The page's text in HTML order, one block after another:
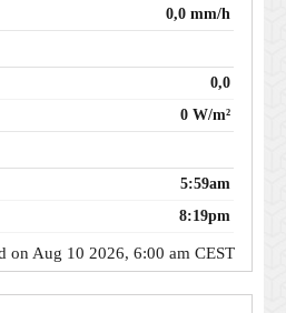
0,0 mm/h
0,0
0 W/m²
5:59am
8:19pm
on Aug 10 2026, 6:00 am CEST